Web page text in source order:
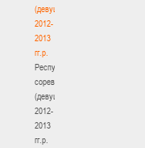
(девушки)
2012-
2013
гг.р.
Республиканские
соревнования
(девушки)
2012-
2013
гг.р.